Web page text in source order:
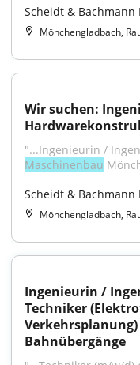
Scheidt & Bachmann
Mönchengladbach,
Wir suchen:
Maschinenbau
Scheidt & Bachmann
Mönchengladbach,
Ingenieurin /
Techniker
Bahnübergänge